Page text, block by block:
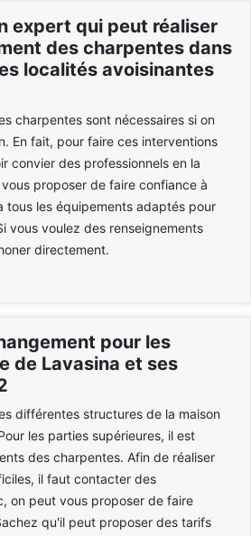
expert qui peut réaliser
des charpentes dans
localités avoisinantes
charpentes sont nécessaires si on
En fait, pour faire ces interventions
convier des professionnels en la
proposer de faire confiance à
tous les équipements adaptés pour
vous voulez des renseignements
directement.
pour les
de Lavasina et ses
différentes structures de la maison
les parties supérieures, il est
des charpentes. Afin de réaliser
il faut contacter des
on peut vous proposer de faire
qu'il peut proposer des tarifs